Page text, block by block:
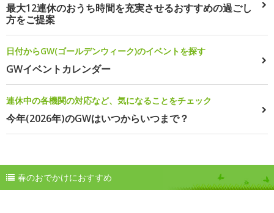
最大12連休のおうち時間を充実させるおすすめの過ごし
方をご提案
日付からGW(ゴールデンウィーク)のイベントを探す
GWイベントカレンダー
連休中の各機関の対応など、気になることをチェック
今年(2026年)のGWはいつからいつまで？
春のおでかけにおすすめ